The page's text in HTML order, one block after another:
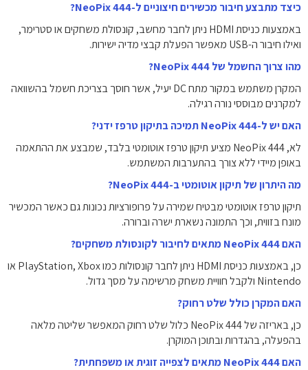
כיצד מתבצע חיבור מכשירים חיצוניים ל-NeoPix 444?
באמצעות כניסת HDMI ניתן לחבר מחשב, קונסולת משחקים או סטרימר,
ואילו חיבור ה-USB מאפשר הפעלת קבצי מדיה ישירות.
מהו צרוך החשמל של NeoPix 444?
המקרן משתמש במקור מתח DC יעיל, אשר חוסך בצריכת חשמל בהשוואה
למקרנים מבוססי נורה רגילה.
האם יש ל-NeoPix 444 תמיכה בתיקון טרפז ידני?
לא, NeoPix 444 מציע תיקון טרפז אוטומטי בלבד, שמבצע את ההתאמה
באופן מיידי ללא צורך בהתערבות המשתמש.
מה היתרון של תיקון אוטומטי ב-NeoPix 444?
תיקון טרפז אוטומטי מבטיח שמירה על פרופורציות נכונות גם כאשר המכשיר
מונח בזווית, וכך התמונה נשארת ישרה וברורה.
האם NeoPix 444 מתאים לחיבור לקונסולת משחקים?
כן, באמצעות כניסת HDMI ניתן לחבר קונסולות כמו PlayStation, Xbox או
Nintendo ולקבל חוויית משחק מרשימה על מסך גדול.
האם המקרן כולל שלט רחוק?
כן, באריזה של NeoPix 444 כלול שלט רחוק המאפשר שליטה מלאה
בהפעלה, בהגדרות ובתוכן המוקרן.
האם NeoPix 444 מתאים לצפייה זוגית או משפחתית?